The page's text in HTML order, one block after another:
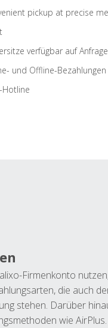
pickup at precise
verfügbar auf Anfrage
und Offline-Bezahlungen
Hotline
Firmenkonto
die auch
stehen. Darüber
wie